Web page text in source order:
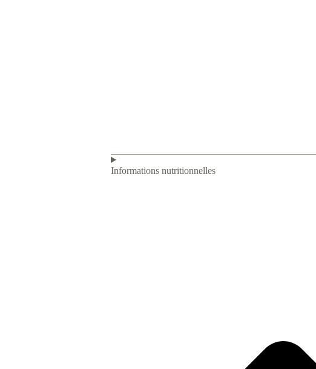
Informations nutritionnelles